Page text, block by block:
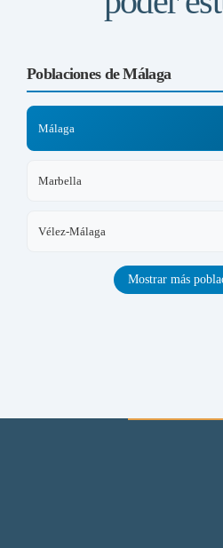
Poblaciones de Málaga
Málaga
Marbella
Vélez-Málaga
Mostrar más